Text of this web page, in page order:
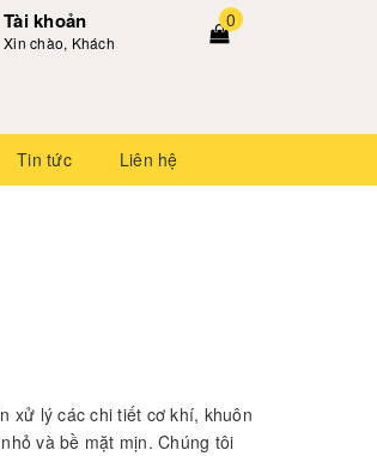
Tài khoản
Xin chào, Khách
0
Tin tức Liên hệ
xử lý các chi tiết cơ khí, khuôn
và bề mặt mịn. Chúng tôi